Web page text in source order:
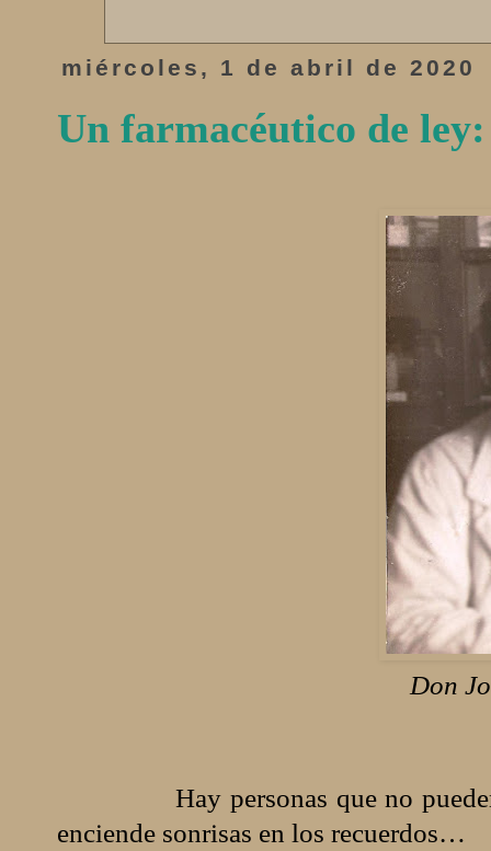
miércoles, 1 de abril de 2020
Un farmacéutico de
Don
Hay personas que no pueden
enciende sonrisas en los recuerdos…